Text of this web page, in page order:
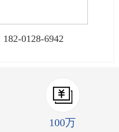
182-0128-6942
100万